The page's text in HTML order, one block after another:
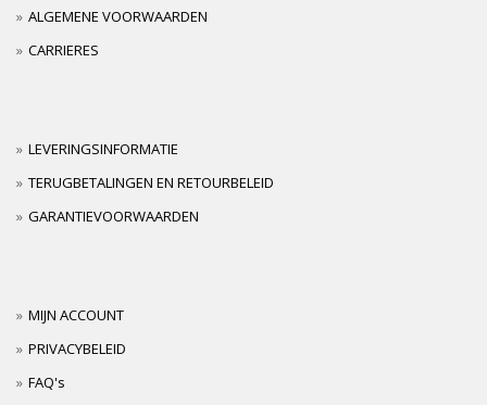
ALGEMENE VOORWAARDEN
CARRIERES
LEVERINGSINFORMATIE
TERUGBETALINGEN EN RETOURBELEID
GARANTIEVOORWAARDEN
MIJN ACCOUNT
PRIVACYBELEID
FAQ's